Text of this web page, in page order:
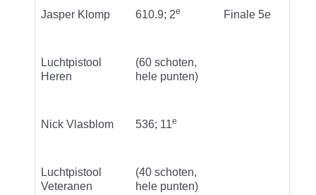
Jasper Klomp 610.9; 2e Finale 5e
Luchtpistool
Heren
(60 schoten,
hele punten)
Nick Vlasblom 536; 11e
Luchtpistool
Veteranen
(40 schoten,
hele punten)